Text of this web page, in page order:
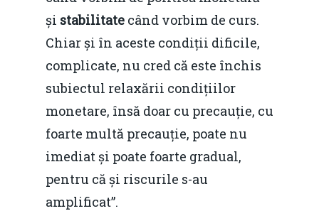
și stabilitate când vorbim de curs.
Chiar și în aceste condiții dificile,
complicate, nu cred că este închis
subiectul relaxării condițiilor
monetare, însă doar cu precauție, cu
foarte multă precauție, poate nu
imediat și poate foarte gradual,
pentru că și riscurile s-au
amplificat”.